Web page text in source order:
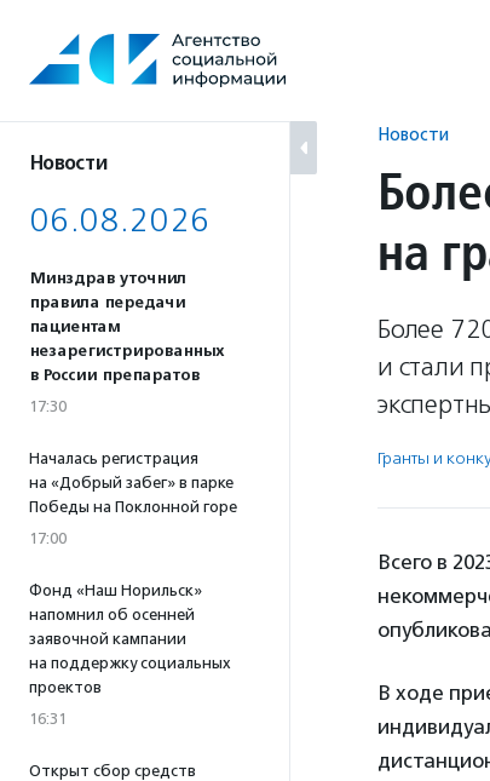
содержанию
Новости
06.08.2026
Минздрав уточнил
правила передачи
пациентам
незарегистрированных
в России препаратов
17:30
Началась регистрация
на «Добрый забег» в парке
Победы на Поклонной горе
17:00
Фонд «Наш Норильск»
напомнил об осенней
заявочной кампании
на поддержку социальных
проектов
16:31
Открыт сбор средств
Новости
на
Более
и стали
Гранты и
Всего в
В ходе